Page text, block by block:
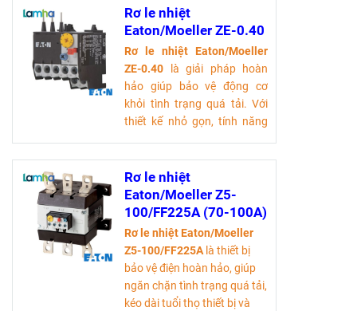
nhiều môi trường, sản phẩm
này không chỉ tiết kiệm chi
phí mà còn nâng cao hiệu
suất làm việc.
Tải tài liệu kỹ thuật
Rơ le nhiệt
Eaton/Moeller ZE-0.40
Rơ le nhiệt Eaton/Moeller
ZE-0.40 là giải pháp hoàn
hảo giúp bảo vệ động cơ
khỏi tình trạng quá tải. Với
thiết kế nhỏ gọn, tính năng
năng hoạt động ổn định
trong nhiều môi trường, sản
phẩm này không chỉ tiết
kiệm chi phí mà còn nâng
cao hiệu suất làm việc.
Tải tài liệu kỹ thuật
Rơ le nhiệt
Eaton/Moeller Z5-
100/FF225A (70-100A)
Rơ le nhiệt Eaton/Moeller
Z5-100/FF225Alà thiết bị
bảo vệ điện hoàn hảo, giúp
ngăn chặn tình trạng quá tải,
kéo dài tuổi thọ thiết bị và